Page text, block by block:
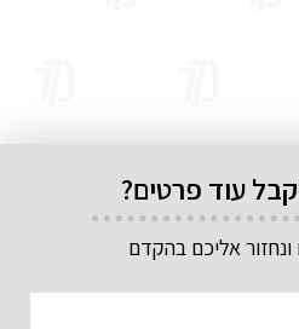
עוד פרטים?
אליכם בהקדם